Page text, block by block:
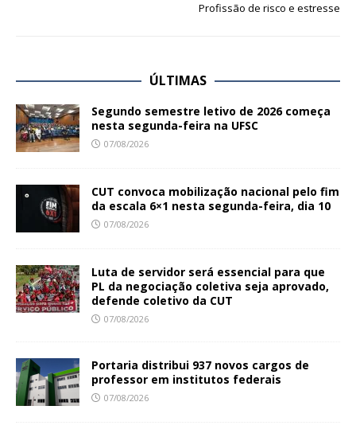
Profissão de risco e estresse
ÚLTIMAS
Segundo semestre letivo de 2026 começa
nesta segunda-feira na UFSC
07/08/2026
CUT convoca mobilização nacional pelo fim
da escala 6×1 nesta segunda-feira, dia 10
07/08/2026
Luta de servidor será essencial para que
PL da negociação coletiva seja aprovado,
defende coletivo da CUT
07/08/2026
Portaria distribui 937 novos cargos de
professor em institutos federais
07/08/2026